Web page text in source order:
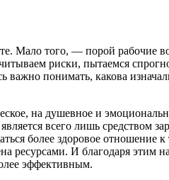
Мало того, — порой рабочие
риски, пытаемся
понимать, какова
на душевное и
всего лишь средством
более здоровое отношение
ресурсами. И благодаря этим
эффективным.